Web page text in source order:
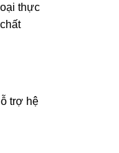
thực
trợ hệ